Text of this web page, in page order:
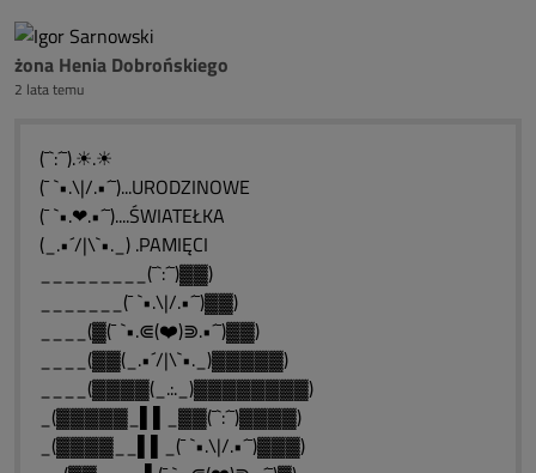
żona Henia Dobrońskiego
2 lata temu
(¯`:´¯).☀.☀
(¯ `•.\|/.•´¯)...URODZINOWE
(¯ `•.❤.•´¯)....ŚWIATEŁKA
(_.•´/|\`•._) .PAMIĘCI
_________(¯`:´¯)▓▓)
_______(¯ `•.\|/.•´¯)▓▓)
____(▓(¯ `•.⋐(❤️)⋑.•´¯)▓▓)
____(▓▓(_.•´/|\`•._)▓▓▓▓▓)
____(▓▓▓▓(_.:._)▓▓▓▓▓▓▓▓)
_(▓▓▓▓▓_▌▌_▓▓(¯`:´¯)▓▓▓▓)
_(▓▓▓▓__▌▌_(¯ `•.\|/.•´¯)▓▓▓)